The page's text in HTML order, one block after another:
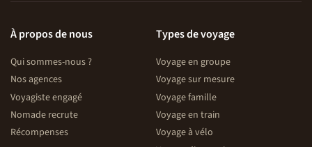
À propos de nous
Qui sommes-nous ?
Nos agences
Voyagiste engagé
Nomade recrute
Récompenses
Types de voyage
Voyage en groupe
Voyage sur mesure
Voyage famille
Voyage en train
Voyage à vélo